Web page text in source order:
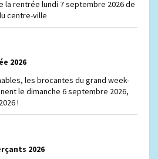
la rentrée lundi 7 septembre 2026 de
centre-ville
2026
les brocantes du grand week-
le dimanche 6 septembre 2026,
!
2026